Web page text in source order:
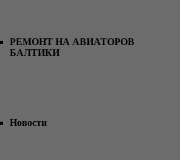
РЕМОНТ НА АВИАТОРОВ
БАЛТИКИ
Новости